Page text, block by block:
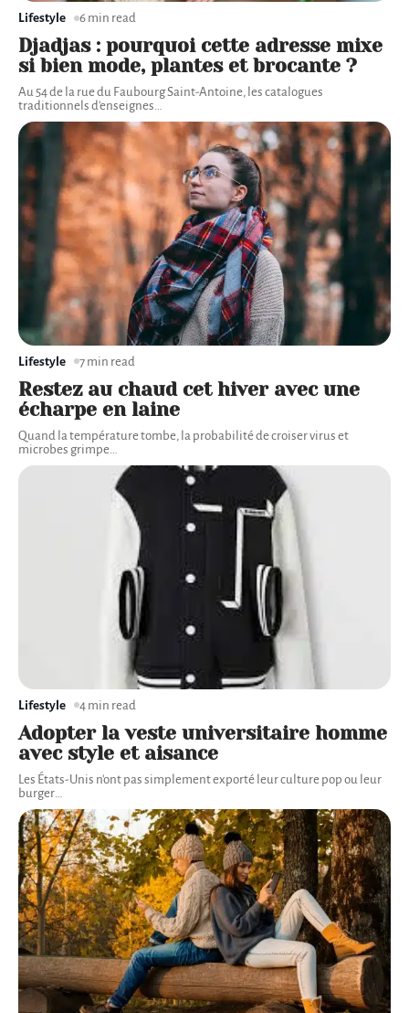
Djadjas : pourquoi cette adresse mixe
si bien mode, plantes et brocante ?
Au 54 de la rue du Faubourg Saint-Antoine, les catalogues
traditionnels d'enseignes…
Lifestyle 6 min read
Restez au chaud cet hiver avec une
écharpe en laine
Quand la température tombe, la probabilité de croiser virus et
microbes grimpe
Lifestyle 7 min read
Adopter la veste universitaire homme
avec style et aisance
Les États-Unis n'ont pas simplement exporté leur culture pop ou leur
burger
Lifestyle 4 min read